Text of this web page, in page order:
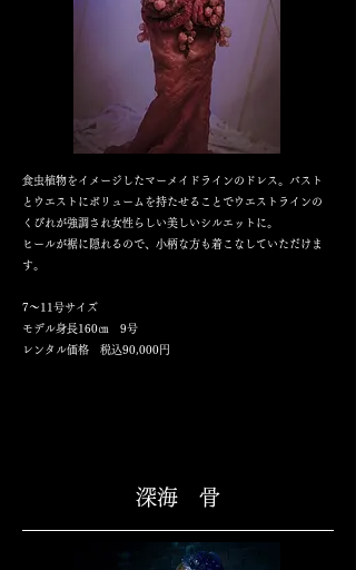
食虫植物をイメージしたマーメイドラインのドレス。バスト
とウエストにボリュームを持たせることでウエストラインの
くびれが強調され女性らしい美しいシルエットに。
ヒールが裾に隠れるので、小柄な方も着こなしていただけま
す。
7～11号サイズ
モデル身長160㎝ 9号
​レンタル価格 税込90,000円
深海 骨